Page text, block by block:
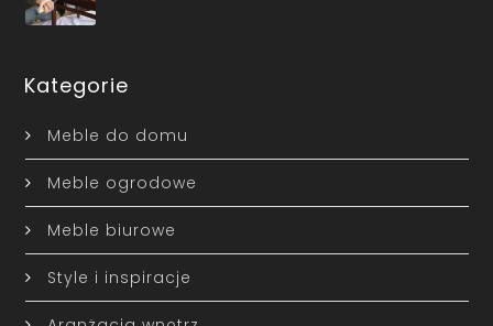
Kategorie
Meble do domu
Meble ogrodowe
Meble biurowe
Style i inspiracje